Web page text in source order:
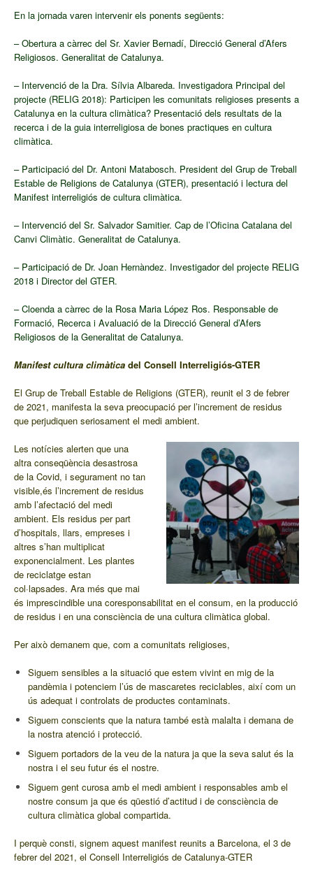
En la jornada varen intervenir els ponents següents:
– Obertura a càrrec del Sr. Xavier Bernadí, Direcció General d’Afers
Religiosos. Generalitat de Catalunya.
– Intervenció de la Dra. Sílvia Albareda. Investigadora Principal del
projecte (RELIG 2018): Participen les comunitats religioses presents a
Catalunya en la cultura climàtica? Presentació dels resultats de la
recerca i de la guia interreligiosa de bones practiques en cultura
climàtica.
– Participació del Dr. Antoni Matabosch. President del Grup de Treball
Estable de Religions de Catalunya (GTER), presentació i lectura del
Manifest interreligiós de cultura climàtica.
– Intervenció del Sr. Salvador Samitier. Cap de l’Oficina Catalana del
Canvi Climàtic. Generalitat de Catalunya.
– Participació de Dr. Joan Hernàndez. Investigador del projecte RELIG
2018 i Director del GTER.
– Cloenda a càrrec de la Rosa Maria López Ros. Responsable de
Formació, Recerca i Avaluació de la Direcció General d’Afers
Religiosos de la Generalitat de Catalunya.
Manifest cultura climàtica del Consell Interreligiós-GTER
El Grup de Treball Estable de Religions (GTER), reunit el 3 de febrer
de 2021, manifesta la seva preocupació per l’increment de residus
que perjudiquen seriosament el medi ambient.
Les notícies alerten que una
altra conseqüència desastrosa
de la Covid, i segurament no tan
visible,és l’increment de residus
amb l’afectació del medi
ambient. Els residus per part
d’hospitals, llars, empreses i
altres s’han multiplicat
exponencialment. Les plantes
de reciclatge estan
col·lapsades. Ara més que mai
és imprescindible una coresponsabilitat en el consum, en la producció
de residus i en una consciència de una cultura climàtica global.
Per això demanem que, com a comunitats religioses,
Siguem sensibles a la situació que estem vivint en mig de la
pandèmia i potenciem l’ús de mascaretes reciclables, així com un
ús adequat i controlats de productes contaminats.
Siguem conscients que la natura també està malalta i demana de
la nostra atenció i protecció.
Siguem portadors de la veu de la natura ja que la seva salut és la
nostra i el seu futur és el nostre.
Siguem gent curosa amb el medi ambient i responsables amb el
nostre consum ja que és qüestió d’actitud i de consciència de
cultura climàtica global compartida.
I perquè consti, signem aquest manifest reunits a Barcelona, el 3 de
febrer del 2021, el Consell Interreligiós de Catalunya-GTER